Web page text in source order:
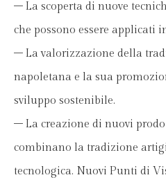
– La scoperta di nuove
che possono essere applicati
– La valorizzazione della
napoletana e la sua
sviluppo sostenibile.
– La creazione di nuovi
combinano la tradizione
tecnologica. Nuovi Punti di